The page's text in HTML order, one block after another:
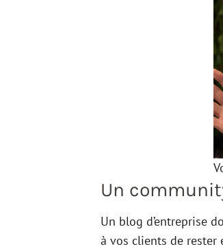
Un
Un blog d’entreprise
à vos clients de rester